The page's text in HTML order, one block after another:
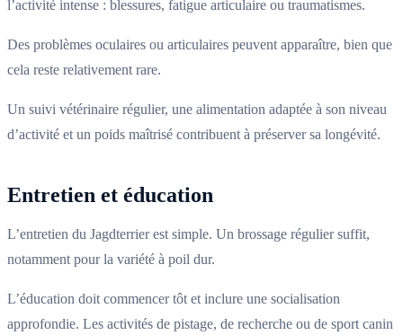
l’activité intense : blessures, fatigue articulaire ou traumatismes.
Des problèmes oculaires ou articulaires peuvent apparaître, bien que
cela reste relativement rare.
Un suivi vétérinaire régulier, une alimentation adaptée à son niveau
d’activité et un poids maîtrisé contribuent à préserver sa longévité.
Entretien et éducation
L’entretien du Jagdterrier est simple. Un brossage régulier suffit,
notamment pour la variété à poil dur.
L’éducation doit commencer tôt et inclure une socialisation
approfondie. Les activités de pistage, de recherche ou de sport canin